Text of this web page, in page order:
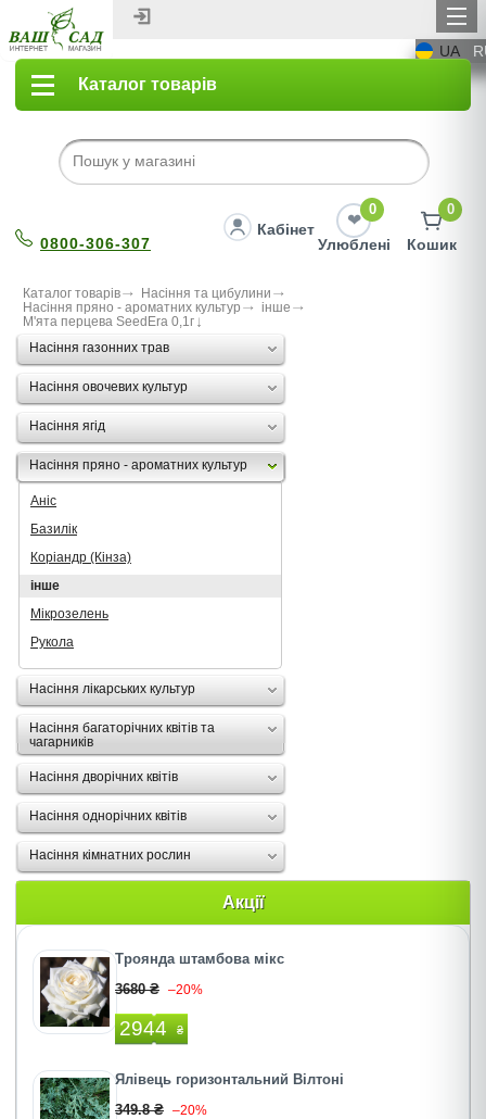
UA
Каталог товарів
0800-306-307
Кабінет
0
Улюблені
0
Кошик
Каталог товарів
Насіння та цибулини
Насіння пряно - ароматних культур
інше
М'ята перцева SeedEra 0,1г
Насіння газонних трав
Насіння овочевих культур
Насіння ягід
Насіння пряно - ароматних культур
Аніс
Базилік
Коріандр (Кінза)
інше
Мікрозелень
Рукола
Насіння лікарських культур
Насіння багаторічних квітів та
чагарників
Насіння дворічних квітів
Насіння однорічних квітів
Насіння кімнатних рослин
Акції
Троянда штамбова мікс
3680 ₴ –20%
2944 ₴
Ялівець горизонтальний Вілтоні
349.8 ₴ –20%